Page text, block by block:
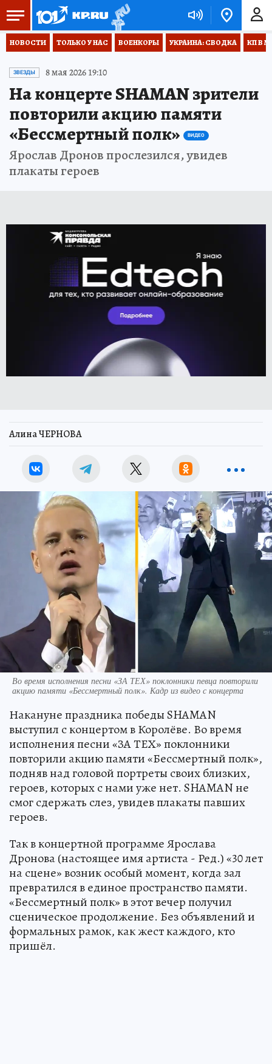
НОВОСТИ ТОЛЬКО У НАС ВОЕНКОРЫ УКРАИНА: СВОДКА КП В
ЗВЕЗДЫ 8 мая 2026 19:10
На концерте SHAMAN зрители
повторили акцию памяти
«Бессмертный полк»
ВИДЕО
Ярослав Дронов прослезился, увидев
плакаты героев
Алина ЧЕРНОВА
Во время исполнения песни «ЗА ТЕХ» поклонники певца повторили
акцию памяти «Бессмертный полк». Кадр из видео с концерта
Накануне праздника победы SHAMAN
выступил с концертом в Королёве. Во время
исполнения песни «ЗА ТЕХ» поклонники
повторили акцию памяти «Бессмертный полк»,
подняв над головой портреты своих близких,
героев, которых с нами уже нет. SHAMAN не
смог сдержать слез, увидев плакаты павших
героев.
Так в концертной программе Ярослава
Дронова (настоящее имя артиста - Ред.) «30 лет
на сцене» возник особый момент, когда зал
превратился в единое пространство памяти.
«Бессмертный полк» в этот вечер получил
сценическое продолжение. Без объявлений и
формальных рамок, как жест каждого, кто
пришёл.